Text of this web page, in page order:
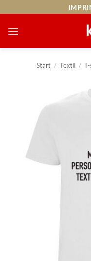
springen
Start / Textil /